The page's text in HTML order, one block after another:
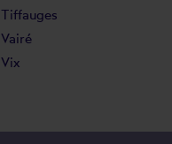
Tiffauges
Vairé
Vix